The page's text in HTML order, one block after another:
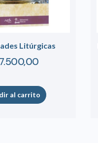
Litúrgicas
al carrito